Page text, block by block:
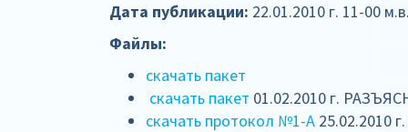
Дата публикации: 22.01.2010 г. 11-00
Файлы:
скачать пакет
скачать пакет 01.02.2010 г.
скачать протокол №1-А 25.02.2010 г.